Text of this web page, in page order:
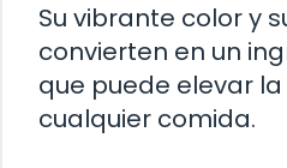
Su vibrante color y
convierten en un
que puede elevar
cualquier comida.